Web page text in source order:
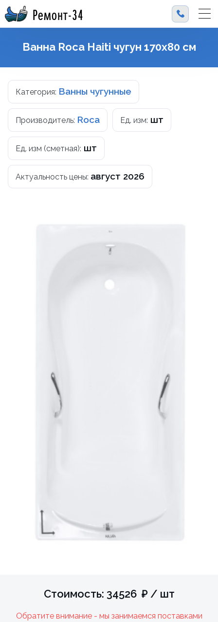
Ремонт-34
Ванна Roca Haiti чугун 170х80 см
Категория: Ванны чугунные
Производитель: Roca Ед. изм: шт
Ед. изм (сметная): шт
Актуальность цены: август 2026
Стоимость: 34526 ₽ / шт
Обратите внимание - мы занимаемся поставками